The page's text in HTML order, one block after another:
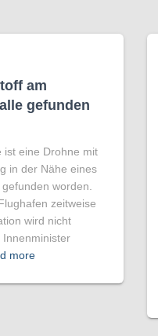
am
gefunden
ist eine Drohne mit
in der Nähe eines
worden.
zeitweise
wird nicht
Innenminister
more